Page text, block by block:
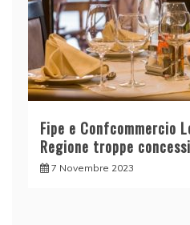
Fipe e Confcommercio
Regione troppe
7 Novembre 2023